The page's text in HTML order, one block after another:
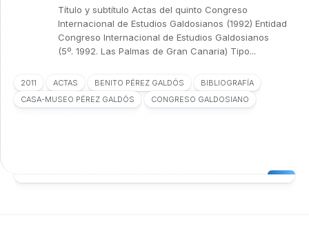
Título y subtítulo Actas del quinto Congreso
Internacional de Estudios Galdosianos (1992) Entidad
Congreso Internacional de Estudios Galdosianos
(5º. 1992. Las Palmas de Gran Canaria) Tipo...
2011 ACTAS BENITO PÉREZ GALDÓS
BIBLIOGRAFÍA
CASA-MUSEO PÉREZ GALDÓS
CONGRESO GALDOSIANO